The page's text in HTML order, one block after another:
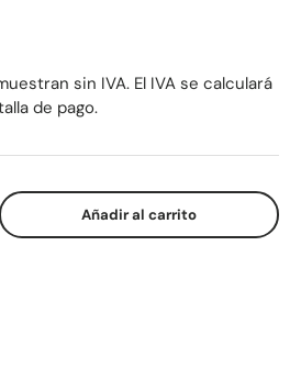
sin IVA. El IVA se calculará
de pago.
la cantidadAñadir al carrito